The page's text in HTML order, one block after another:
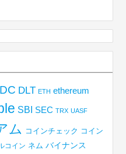
DLT ETH ethereum
SBI SEC TRX UASF
ム コインチェック コイン
コイン ネム バイナンス